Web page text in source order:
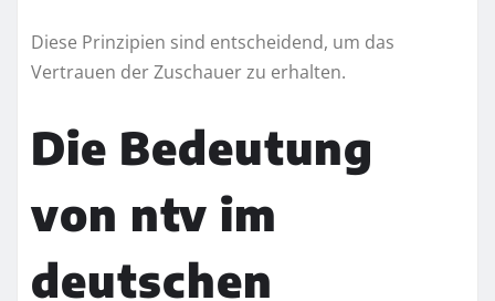
Diese Prinzipien sind entscheidend, um das
Vertrauen der Zuschauer zu erhalten.
Die Bedeutung
von ntv im
deutschen